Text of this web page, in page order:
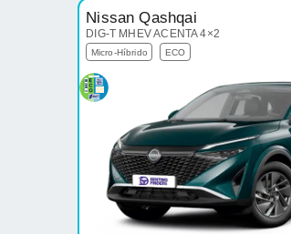
Nissan Qashqai
DIG-T MHEV ACENTA 4×2
Micro-Híbrido ECO